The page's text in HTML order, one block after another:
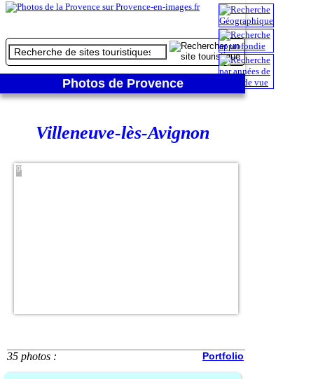
Photos de Provence
Villeneuve-lès-Avignon
Avignon
35 photos : Portfolio